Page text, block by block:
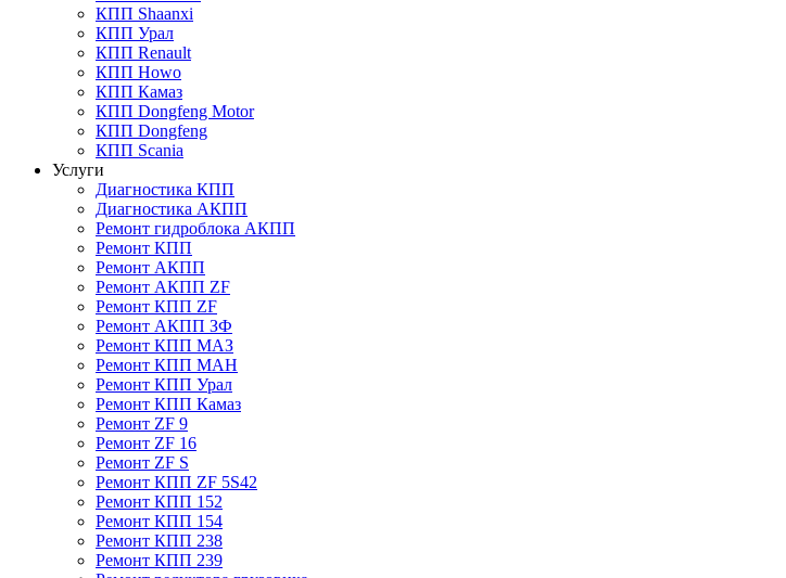
КПП Shaanxi
КПП Урал
КПП Renault
КПП Howo
КПП Камаз
КПП Dongfeng Motor
КПП Dongfeng
КПП Scania
Услуги
Диагностика КПП
Диагностика АКПП
Ремонт гидроблока АКПП
Ремонт КПП
Ремонт АКПП
Ремонт АКПП ZF
Ремонт КПП ZF
Ремонт АКПП ЗФ
Ремонт КПП МАЗ
Ремонт КПП МАН
Ремонт КПП Урал
Ремонт КПП Камаз
Ремонт ZF 9
Ремонт ZF 16
Ремонт ZF S
Ремонт КПП ZF 5S42
Ремонт КПП 152
Ремонт КПП 154
Ремонт КПП 238
Ремонт КПП 239